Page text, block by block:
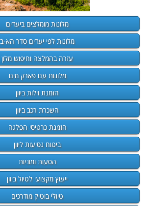
מלונות מומלצים ביעדים
מלונות לפי יעדים סדר הא-ב
עזרה בהמלצה וחיפוש מלון
מלונות עם פארק מים
הזמנת וילות ביוון
השכרת רכב ביוון
הזמנת כרטיסי הפלגה
ביטוח נסיעות ליוון
הסעות ומוניות
ייעוץ מקצועי לטיול ביוון
טיולי בוטיק מודרכים